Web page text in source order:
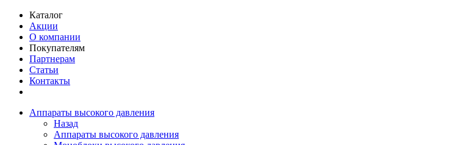
Каталог
Акции
О компании
Покупателям
Партнерам
Статьи
Контакты
Аппараты высокого давления
Назад
Аппараты высокого давления